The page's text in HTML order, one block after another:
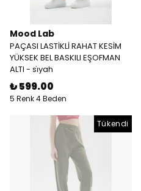
Mood Lab
PAÇASI LASTİKLİ RAHAT KESİM
YÜKSEK BEL BASKILI EŞOFMAN
ALTI - si̇yah
₺ 599.00
5 Renk 4 Beden
Tükendi